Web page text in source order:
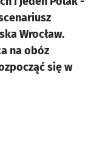
Wrocław.
na obóz
się w